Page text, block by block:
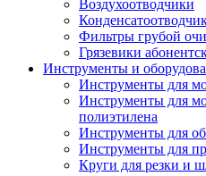
Воздухоотводчики
Фильтры грубой
Грязевики
Инструменты и
Инструменты для
Инструменты для
полиэтилена
Инструменты для
Инструменты для
Круги для резки и